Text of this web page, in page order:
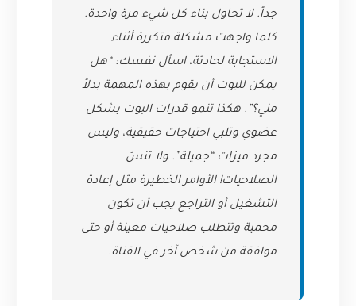
جداً. لا تحاول بناء كل شيء مرة واحدة.
كلما واجهت مشكلة متكررة أثناء
الاستجابة لحادثة، اسأل نفسك: “هل
يمكن للبوت أن يقوم بهذه المهمة بدلاً
مني؟”. هكذا تنمو قدرات البوت بشكل
عضوي وتلبي احتياجات حقيقية، وليس
مجرد ميزات “جميلة”. ولا تنسَ
الصلاحيات! الأوامر الخطيرة مثل إعادة
التشغيل أو التراجع يجب أن تكون
محمية وتتطلب صلاحيات معينة أو حتى
موافقة من شخص آخر في القناة.